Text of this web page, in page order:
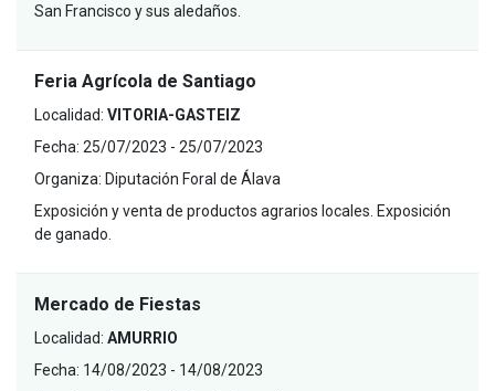
San Francisco y sus aledaños.
Feria Agrícola de Santiago
Localidad: VITORIA-GASTEIZ
Fecha: 25/07/2023 - 25/07/2023
Organiza: Diputación Foral de Álava
Exposición y venta de productos agrarios locales. Exposición
de ganado.
Mercado de Fiestas
Localidad: AMURRIO
Fecha: 14/08/2023 - 14/08/2023